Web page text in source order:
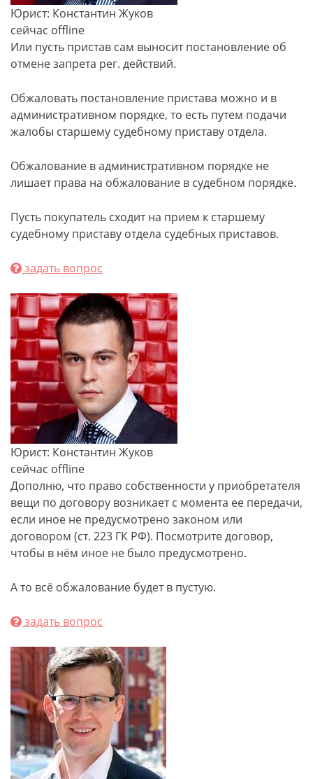
Юрист: Константин Жуков
сейчас offline
Или пусть пристав сам выносит постановление об
отмене запрета рег. действий.
Обжаловать постановление пристава можно и в
административном порядке, то есть путем подачи
жалобы старшему судебному приставу отдела.
Обжалование в административном порядке не
лишает права на обжалование в судебном порядке.
Пусть покупатель сходит на прием к старшему
судебному приставу отдела судебных приставов.
задать вопрос
Юрист: Константин Жуков
сейчас offline
Дополню, что право собственности у приобретателя
вещи по договору возникает с момента ее передачи,
если иное не предусмотрено законом или
договором (ст. 223 ГК РФ). Посмотрите договор,
чтобы в нём иное не было предусмотрено.
А то всё обжалование будет в пустую.
задать вопрос